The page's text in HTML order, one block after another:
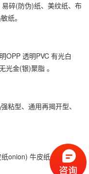
碎(防伪)纸、美纹纸、布
纸。
透明PVC 有光白
光金(银)聚脂 。
型、通用再揭开型、
onion) 牛皮纸 聚酯PET